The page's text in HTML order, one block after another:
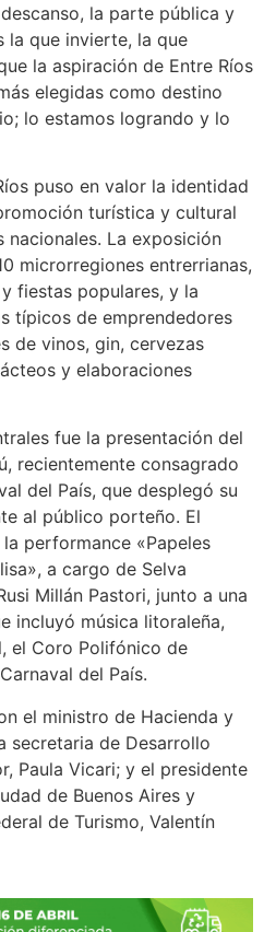
la parte pública y
la que invierte, la que
la aspiración de Entre Ríos
elegidas como destino
lo estamos logrando y lo
puso en valor la identidad
turística y cultural
La exposición
microrregiones entrerrianas,
fiestas populares, y la
típicos de emprendedores
de vinos, gin, cervezas
y elaboraciones
fue la presentación del
recientemente consagrado
del País, que desplegó su
al público porteño. El
performance «Papeles
a cargo de Selva
Millán Pastori, junto a una
incluyó música litoraleña,
el Coro Polifónico de
del País.
el ministro de Hacienda y
secretaria de Desarrollo
Paula Vicari; y el presidente
de Buenos Aires y
de Turismo, Valentín